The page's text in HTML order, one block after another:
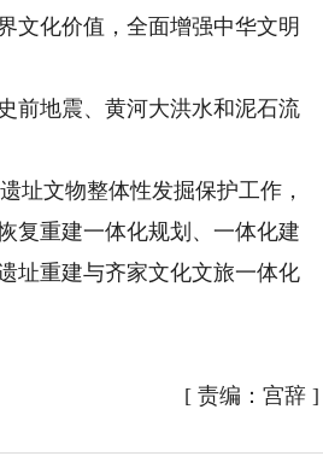
文化价值，全面增强中华文明
地震、黄河大洪水和泥石流
文物整体性发掘保护工作，
复重建一体化规划、一体化建
址重建与齐家文化文旅一体化
[ 责编：宫辞]